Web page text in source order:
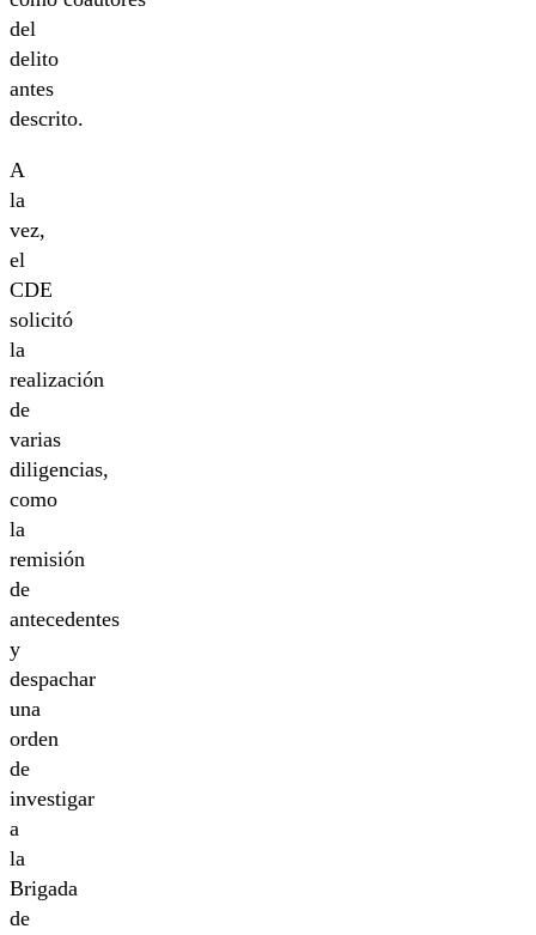
del
delito
antes
descrito.
A
la
vez,
el
CDE
solicitó
la
realización
de
varias
diligencias,
como
la
remisión
de
antecedentes
y
despachar
una
orden
de
investigar
a
la
Brigada
de